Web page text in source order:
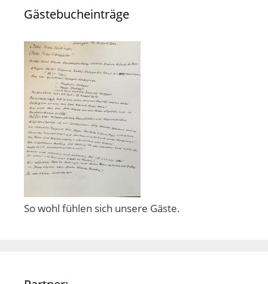
Gästebucheinträge
So wohl fühlen sich unsere Gäste.